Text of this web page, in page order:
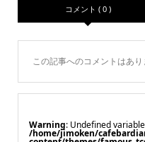
コメント ( 0 )
この記事へのコメントはあり
Warning : Undefined
/home/jimoken/